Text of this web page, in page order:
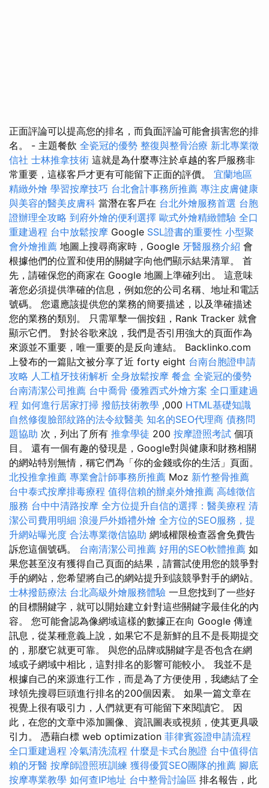
正面評論可以提高您的排名，而負面評論可能會損害您的排
名。 - 主題餐飲 全瓷冠的優勢 整復與整骨治療 新北專業徵
信社 士林推拿技術 這就是為什麼專注於卓越的客戶服務非
常重要，這樣客戶才更有可能留下正面的評價。 宜蘭地區
精緻外燴 學習按摩技巧 台北會計事務所推薦 專注皮膚健康
與美容的醫美皮膚科 當潛在客戶在 台北外燴服務首選 台胞
證辦理全攻略 到府外燴的便利選擇 歐式外燴精緻體驗 全口
重建過程 台中放鬆按摩 Google SSL證書的重要性 小型聚
會外燴推薦 地圖上搜尋商家時，Google 牙醫服務介紹 會
根據他們的位置和使用的關鍵字向他們顯示結果清單。 首
先，請確保您的商家在 Google 地圖上準確列出。 這意味
著您必須提供準確的信息，例如您的公司名稱、地址和電話
號碼。 您還應該提供您的業務的簡要描述，以及準確描述
您的業務的類別。 只需單擊一個按鈕，Rank Tracker 就會
顯示它們。 對於谷歌來說，我們是否引用強大的頁面作為
來源並不重要，唯一重要的是反向連結。 Backlinko.com
上發布的一篇貼文被分享了近 forty eight 台南台胞證申請
攻略 人工植牙技術解析 全身放鬆按摩 餐盒 全瓷冠的優勢
台南清潔公司推薦 台中喬骨 優雅西式外燴方案 全口重建過
程 如何進行居家打掃 撥筋技術教學 ,000 HTML基礎知識
自然修復臉部紋路的法令紋醫美 知名的SEO代理商 債務問
題協助 次，列出了所有 推拿學徒 200 按摩證照考試 個項
目。 還有一個有趣的發現是，Google對與健康和財務相關
的網站特別無情，稱它們為「你的金錢或你的生活」頁面。
北投推拿推薦 專業會計師事務所推薦 Moz 新竹整骨推薦
台中泰式按摩排毒療程 值得信賴的辦桌外燴推薦 高雄徵信
服務 台中中清路按摩 全方位提升自信的選擇：醫美療程 清
潔公司費用明細 浪漫戶外婚禮外燴 全方位的SEO服務，提
升網站曝光度 合法專業徵信協助 網域權限檢查器會免費告
訴您這個號碼。 台南清潔公司推薦 好用的SEO軟體推薦 如
果您甚至沒有獲得自己頁面的結果，請嘗試使用您的競爭對
手的網站，您希望將自己的網站提升到該競爭對手的網站。
士林撥筋療法 台北高級外燴服務體驗 一旦您找到了一些好
的目標關鍵字，就可以開始建立針對這些關鍵字最佳化的內
容。 您可能會認為像網域這樣的數據正在向 Google 傳達
訊息，從某種意義上說，如果它不是新鮮的且不是長期提交
的，那麼它就更可靠。 與您的品牌或關鍵字是否包含在網
域或子網域中相比，這對排名的影響可能較小。 我並不是
根據自己的來源進行工作，而是為了方便使用，我總結了全
球領先搜尋巨頭進行排名的200個因素。 如果一篇文章在
視覺上很有吸引力，人們就更有可能留下來閱讀它。 因
此，在您的文章中添加圖像、資訊圖表或視頻，使其更具吸
引力。 憑藉白標 web optimization 菲律賓簽證申請流程
全口重建過程 冷氣清洗流程 什麼是卡式台胞證 台中值得信
賴的牙醫 按摩師證照班訓練 獲得優質SEO團隊的推薦 腳底
按摩專業教學 如何查IP地址 台中整骨討論區 排名報告，此